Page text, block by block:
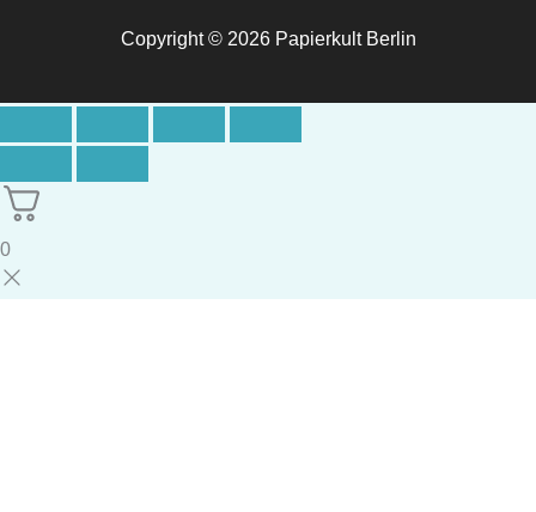
Copyright © 2026 Papierkult Berlin
0